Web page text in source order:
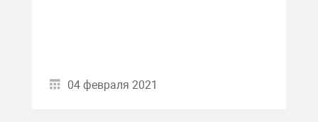
04 февраля 2021